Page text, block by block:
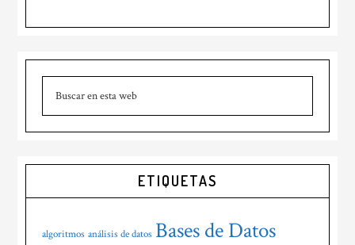
Barra
lateral
principal
ETIQUETAS
algoritmos análisis de datos Bases de Datos